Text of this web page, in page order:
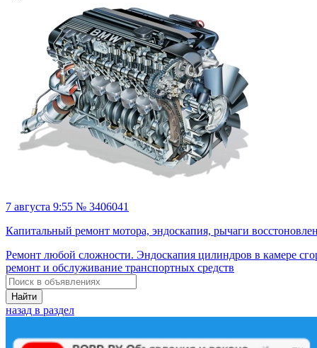
7 августа 9:55 № 3406041
Капитальный ремонт мотора, эндоскапия, рычаги
Ремонт любой сложности. Эндоскапия цилиндров в камере
ремонт и обслуживание транспортных средств
Найти
назад в раздел